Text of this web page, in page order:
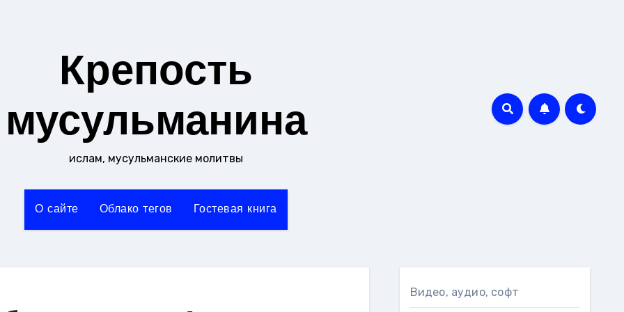
Крепость
мусульманина
ислам, мусульманские молитвы
О сайте Облако тегов Гостевая книга
Видео, аудио, софт